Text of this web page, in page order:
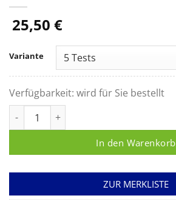
25,50 €
Variante
Verfügbarkeit: wird für Sie bestellt
In den Warenkorb
ZUR MERKLISTE